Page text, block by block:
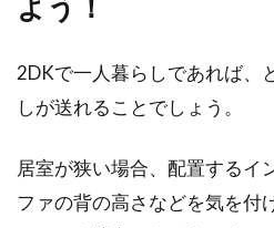
2DKで一人暮らしであれば、
しが送れることでしょう。
居室が狭い場合、配置するイ
ファの背の高さなどを気を付